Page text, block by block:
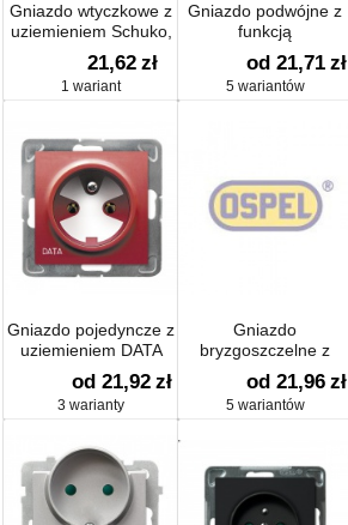
Gniazdo wtyczkowe z
uziemieniem Schuko,
z przesłonami torów
prądowych (moduł)
21,62 zł
1 wariant
Gniazdo podwójne z
funkcją
niezamienności faz
od 21,71 zł
5 wariantów
Gniazdo pojedyncze z
uziemieniem DATA
od 21,92 zł
3 warianty
Gniazdo
bryzgoszczelne z
uziemieniem IP-44
od 21,96 zł
5 wariantów